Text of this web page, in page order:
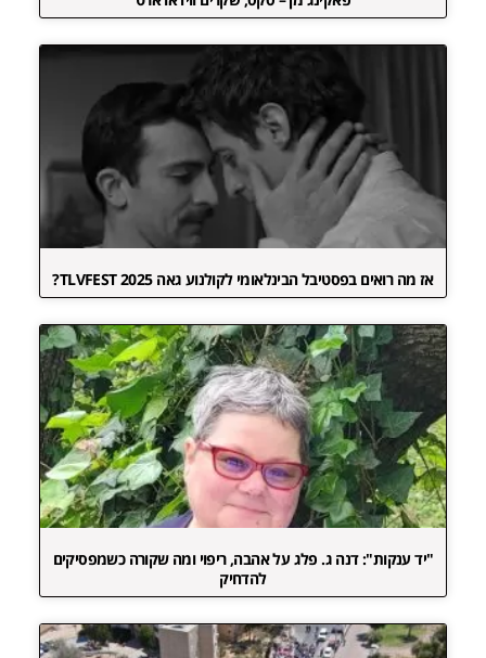
אז מה רואים בפסטיבל הבינלאומי לקולנוע גאה TLVFEST 2025?
"יד ענקות": דנה ג. פלג על אהבה, ריפוי ומה שקורה כשמפסיקים
להדחיק